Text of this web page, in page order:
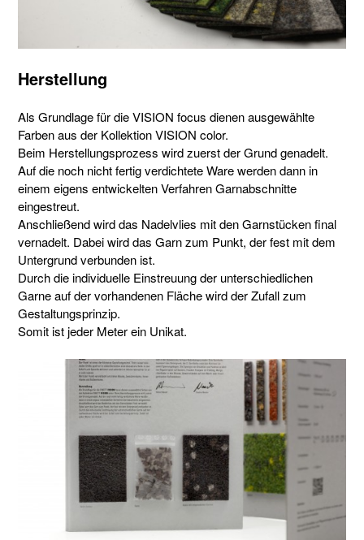
Herstellung
Als Grundlage für die VISION focus dienen ausgewählte
Farben aus der Kollektion VISION color.
Beim Herstellungsprozess wird zuerst der Grund genadelt.
Auf die noch nicht fertig verdichtete Ware werden dann in
einem eigens entwickelten Verfahren Garnabschnitte
eingestreut.
Anschließend wird das Nadelvlies mit den Garnstücken final
vernadelt. Dabei wird das Garn zum Punkt, der fest mit dem
Untergrund verbunden ist.
Durch die individuelle Einstreuung der unterschiedlichen
Garne auf der vorhandenen Fläche wird der Zufall zum
Gestaltungsprinzip.
Somit ist jeder Meter ein Unikat.